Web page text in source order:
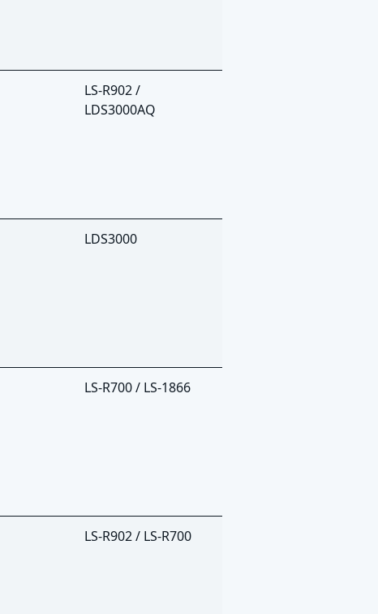
LS-R902 /
LDS3000AQ
LDS3000
LS-R700 / LS-1866
LS-R902 / LS-R700